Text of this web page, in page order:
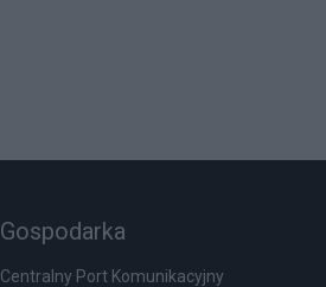
Gospodarka
Centralny Port Komunikacyjny